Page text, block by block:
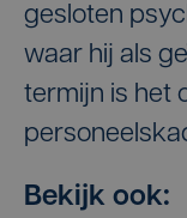
gesloten
waar hij als
termijn is het
Bekijk ook: